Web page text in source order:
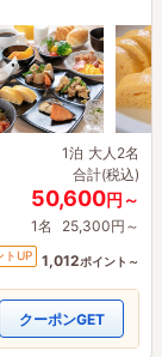
1泊 大人2名
合計(税込)
50,600円～
1名 25,300円～
トUP 1,012ポイント～
クーポンGET